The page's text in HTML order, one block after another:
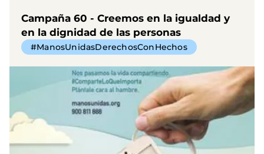
Campaña 60 - Creemos en la igualdad y
en la dignidad de las personas
#ManosUnidasDerechosConHechos